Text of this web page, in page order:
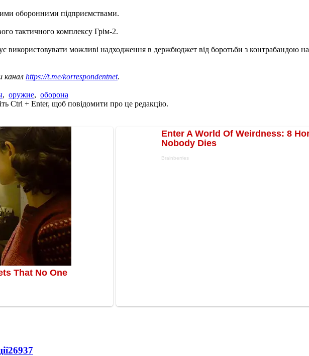
оборонними підприємствами.
тактичного комплексу Грім-2.
використовувати можливі надходження в держбюджет від боротьби з контрабандою на
канал https://t.me/korrespondentnet.
, оружие, оборона
Ctrl + Enter, щоб повідомити про це редакцію.
26937